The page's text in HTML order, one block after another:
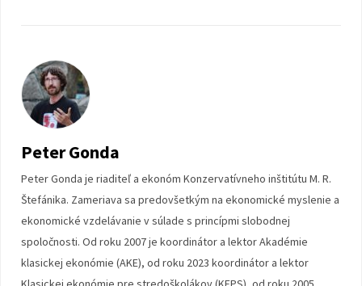
Peter Gonda
Peter Gonda je riaditeľ a ekonóm Konzervatívneho inštitútu M. R.
Štefánika. Zameriava sa predovšetkým na ekonomické myslenie a
ekonomické vzdelávanie v súlade s princípmi slobodnej
spoločnosti. Od roku 2007 je koordinátor a lektor Akadémie
klasickej ekonómie (AKE), od roku 2023 koordinátor a lektor